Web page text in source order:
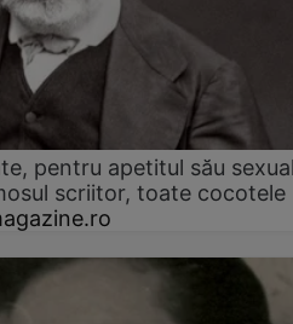
pentru apetitul său
scriitor, toate cocotele